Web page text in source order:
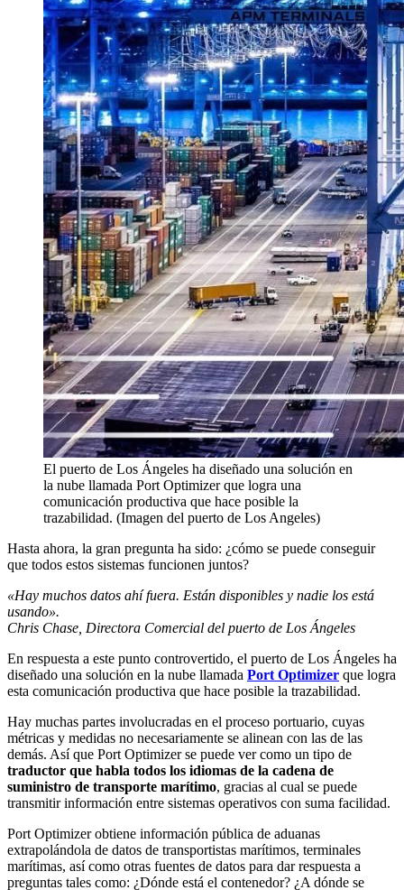
El puerto de Los Ángeles ha diseñado una solución en
la nube llamada Port Optimizer que logra una
comunicación productiva que hace posible la
trazabilidad. (Imagen del puerto de Los Angeles)
Hasta ahora, la gran pregunta ha sido: ¿cómo se puede conseguir
que todos estos sistemas funcionen juntos?
«Hay muchos datos ahí fuera. Están disponibles y nadie los está
usando».
Chris Chase, Directora Comercial del puerto de Los Ángeles
En respuesta a este punto controvertido, el puerto de Los Ángeles ha
diseñado una solución en la nube llamada Port Optimizer que logra
esta comunicación productiva que hace posible la trazabilidad.
Hay muchas partes involucradas en el proceso portuario, cuyas
métricas y medidas no necesariamente se alinean con las de las
demás. Así que Port Optimizer se puede ver como un tipo de
traductor que habla todos los idiomas de la cadena de
suministro de transporte marítimo, gracias al cual se puede
transmitir información entre sistemas operativos con suma facilidad.
Port Optimizer obtiene información pública de aduanas
extrapolándola de datos de transportistas marítimos, terminales
marítimas, así como otras fuentes de datos para dar respuesta a
preguntas tales como: ¿Dónde está el contenedor? ¿A dónde se